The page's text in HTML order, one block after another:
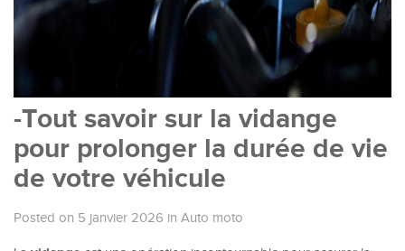
-Tout savoir sur la vidange
pour prolonger la durée de vie
de votre véhicule
Posted on 5 janvier 2026 in Auto moto